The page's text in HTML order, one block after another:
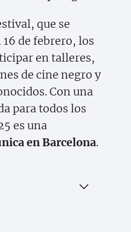
que se
16 de febrero, los
en talleres,
de cine negro y
Con una
para todos los
es una
en Barcelona.